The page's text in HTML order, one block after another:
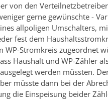
von den
gerne gewünschte -
allpoligen Umschalters,
fest dem
WP-Stromkreis zugeordnet
Haushalt und WP-Zähler
werden müssten.
müsste dann bei der
die Einspeisung beider